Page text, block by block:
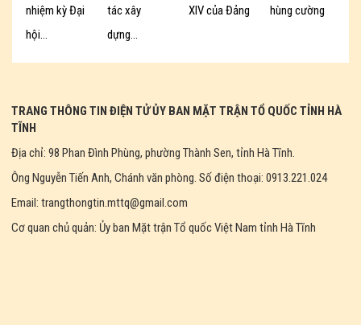
nhiệm kỳ Đại
hội...
tác xây
dựng...
XIV của Đảng
hùng cường
TRANG THÔNG TIN ĐIỆN TỬ ỦY BAN MẶT TRẬN TỔ QUỐC TỈNH HÀ
TĨNH
Địa chỉ: 98 Phan Đình Phùng, phường Thành Sen, tỉnh Hà Tĩnh.
Ông Nguyễn Tiến Anh, Chánh văn phòng. Số điện thoại: 0913.221.024
Email: trangthongtin.mttq@gmail.com
Cơ quan chủ quản: Ủy ban Mặt trận Tổ quốc Việt Nam tỉnh Hà Tĩnh